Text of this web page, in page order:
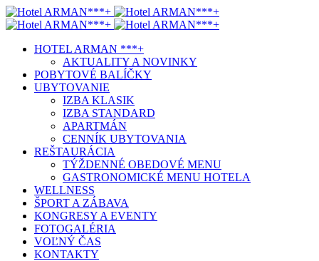
HOTEL ARMAN ***+
AKTUALITY A NOVINKY
POBYTOVÉ BALÍČKY
UBYTOVANIE
IZBA KLASIK
IZBA STANDARD
APARTMÁN
CENNÍK UBYTOVANIA
REŠTAURÁCIA
TÝŽDENNÉ OBEDOVÉ MENU
GASTRONOMICKÉ MENU HOTELA
WELLNESS
ŠPORT A ZÁBAVA
KONGRESY A EVENTY
FOTOGALÉRIA
VOĽNÝ ČAS
KONTAKTY